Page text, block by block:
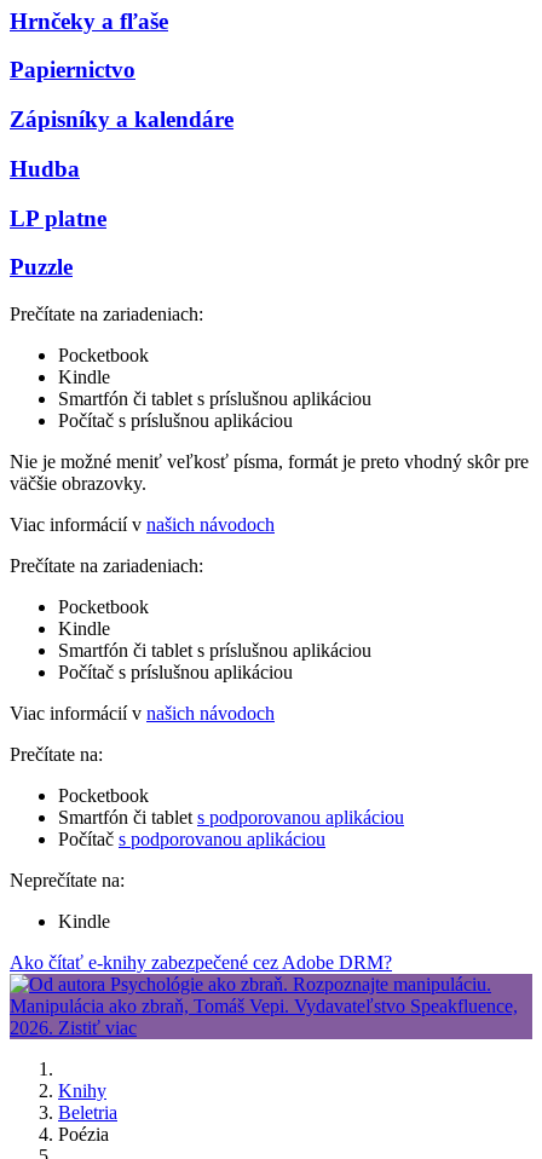
Hrnčeky a fľaše
Papiernictvo
Zápisníky a kalendáre
Hudba
LP platne
Puzzle
Prečítate na zariadeniach:
Pocketbook
Kindle
Smartfón či tablet s príslušnou aplikáciou
Počítač s príslušnou aplikáciou
Nie je možné meniť veľkosť písma, formát je preto vhodný skôr pre
väčšie obrazovky.
Viac informácií v našich návodoch
Prečítate na zariadeniach:
Pocketbook
Kindle
Smartfón či tablet s príslušnou aplikáciou
Počítač s príslušnou aplikáciou
Viac informácií v našich návodoch
Prečítate na:
Pocketbook
Smartfón či tablet s podporovanou aplikáciou
Počítač s podporovanou aplikáciou
Neprečítate na:
Kindle
Ako čítať e-knihy zabezpečené cez Adobe DRM?
Knihy
Beletria
Poézia